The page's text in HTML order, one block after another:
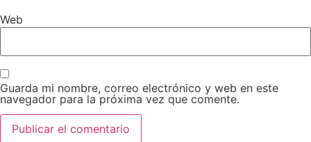
Web
Guarda mi nombre, correo electrónico y web en este
navegador para la próxima vez que comente.